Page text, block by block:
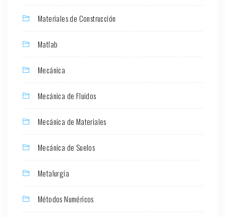
Materiales de Construcción
Matlab
Mecánica
Mecánica de Fluidos
Mecánica de Materiales
Mecánica de Suelos
Metalurgia
Métodos Numéricos